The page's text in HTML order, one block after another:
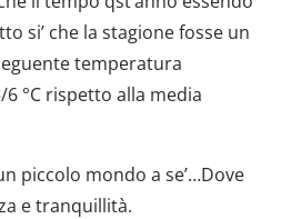
si’ che la stagione fosse un
temperatura
°C rispetto alla media
piccolo mondo a se’…Dove
e tranquillità.